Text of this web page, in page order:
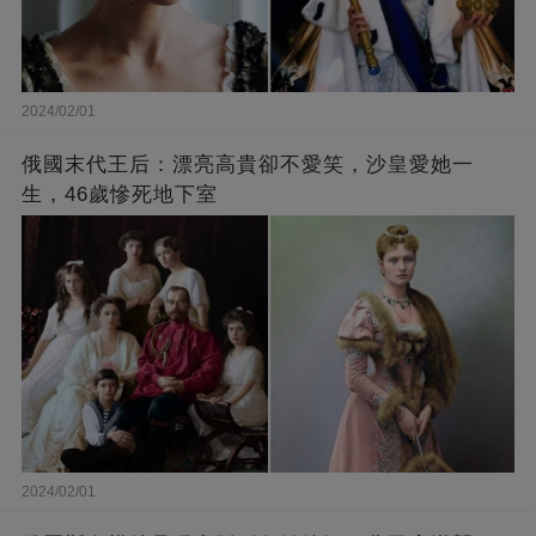
2024/02/01
俄國末代王后：漂亮高貴卻不愛笑，沙皇愛她一
生，46歲慘死地下室
2024/02/01